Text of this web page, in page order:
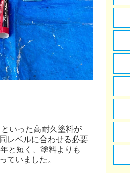
いった高耐久塗料が
レベルに合わせる必要
と短く、塗料よりも
ていました。